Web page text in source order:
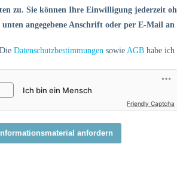
zu. Sie können Ihre Einwilligung jederzeit
unten angegebene Anschrift oder per E-Mail an
Die Datenschutzbestimmungen sowie AGB habe
Friendly Captcha
Informationsmaterial anfordern